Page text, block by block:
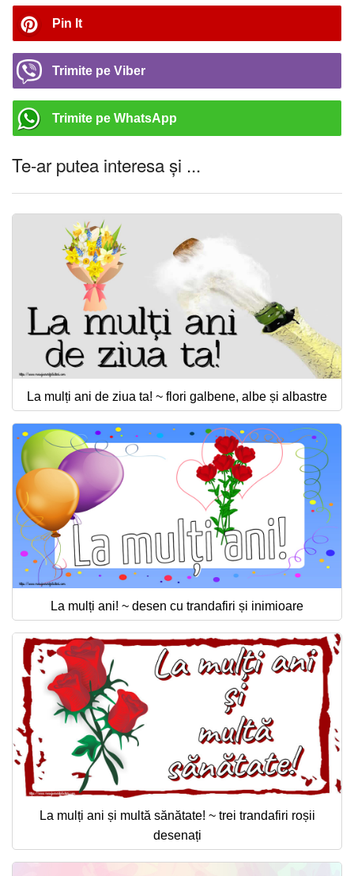
Pin It
Trimite pe Viber
Trimite pe WhatsApp
Te-ar putea interesa și ...
La mulți ani de ziua ta! ~ flori galbene, albe și albastre
La mulți ani! ~ desen cu trandafiri și inimioare
La mulți ani și multă sănătate! ~ trei trandafiri roșii
desenați